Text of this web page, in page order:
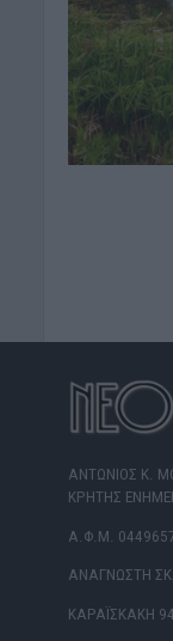
ΑΝΤΩΝΙΟΣ Κ.
ΚΡΗΤΗΣ
Α.Φ.Μ.
ΑΝΑΓΝΩΣΤΗ
ΚΑΡΑΪΣΚΑΚΗ